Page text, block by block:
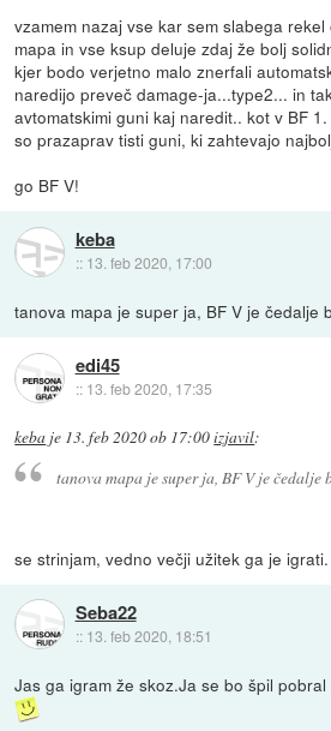
vzamem nazaj vse kar sem slabega
mapa in vse ksup deluje zdaj že bolj
kjer bodo verjetno malo znerfali
naredijo preveč damage-ja...type2... in
avtomatskimi guni kaj naredit.. kot v BF
so prazaprav tisti guni, ki zahtevajo
go BF V!
keba
:: 13. feb 2020, 17:00
tanova mapa je super ja, BF V je čedalje
edi45
:: 13. feb 2020, 17:35
keba je 13. feb 2020 ob 17:00izjavil:
tanova mapa je super ja, BF V je čedalje
se strinjam, vedno večji užitek ga je igrati.
Seba22
:: 13. feb 2020, 18:51
Jas ga igram že skoz.Ja se bo špil